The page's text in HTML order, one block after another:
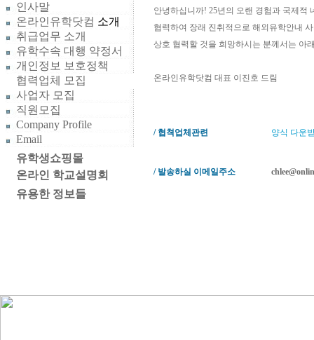
인사말
온라인유학닷컴 소개
취급업무 소개
유학수속 대행 약정서
개인정보 보호정책
협력업체 모집
사업자 모집
직원모집
Company Profile
Email
유학생쇼핑몰
온라인 학교설명회
유용한 정보들
안녕하십니까! 25년의 오랜 경험과 국제
협력하여 장래 진취적으로 해외유학안내
상호 협력할 것을 희망하시는 분께서는 아
온라인유학닷컴 대표 이진호 드림
/ 협쳑업체관련 양식 다운
/ 발송하실 이메일주소